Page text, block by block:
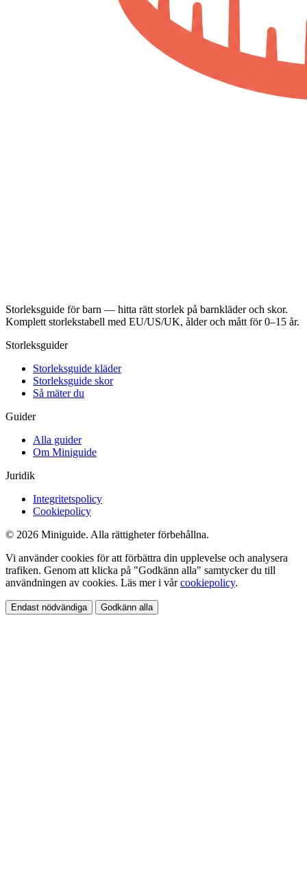
Storleksguide för barn — hitta rätt storlek på barnkläder och skor.
Komplett storlekstabell med EU/US/UK, ålder och mått för 0–15 år.
Storleksguider
Storleksguide kläder
Storleksguide skor
Så mäter du
Guider
Alla guider
Om Miniguide
Juridik
Integritetspolicy
Cookiepolicy
© 2026 Miniguide. Alla rättigheter förbehållna.
Vi använder cookies för att förbättra din upplevelse och analysera
trafiken. Genom att klicka på "Godkänn alla" samtycker du till
användningen av cookies. Läs mer i vårcookiepolicy.
Endast nödvändiga Godkänn alla